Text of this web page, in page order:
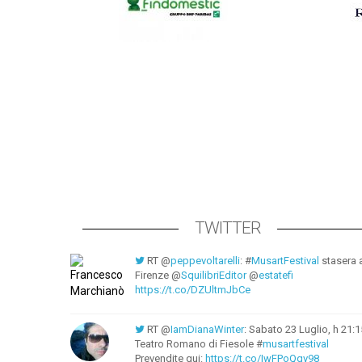
TWITTER
RT @peppevoltarelli: #MusartFestival stasera
Firenze @SquilibriEditor@estatefi
https://t.co/DZUltmJbCe
RT @IamDianaWinter: Sabato 23 Luglio, h
Teatro Romano di Fiesole #musartfestival
Prevendite qui: https://t.co/IwFPoQqv98